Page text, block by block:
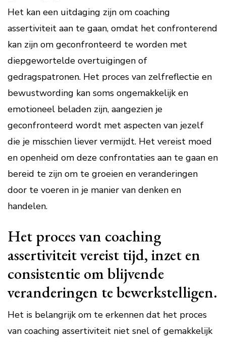
Het kan een uitdaging zijn om coaching
assertiviteit aan te gaan, omdat het confronterend
kan zijn om geconfronteerd te worden met
diepgewortelde overtuigingen of
gedragspatronen. Het proces van zelfreflectie en
bewustwording kan soms ongemakkelijk en
emotioneel beladen zijn, aangezien je
geconfronteerd wordt met aspecten van jezelf
die je misschien liever vermijdt. Het vereist moed
en openheid om deze confrontaties aan te gaan en
bereid te zijn om te groeien en veranderingen
door te voeren in je manier van denken en
handelen.
Het proces van coaching
assertiviteit vereist tijd, inzet en
consistentie om blijvende
veranderingen te bewerkstelligen.
Het is belangrijk om te erkennen dat het proces
van coaching assertiviteit niet snel of gemakkelijk